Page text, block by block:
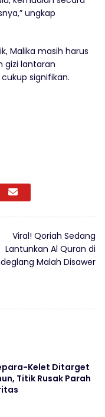
ungkap
Malika masih harus
gizi lantaran
signifikan.
Viral! Qoriah Sedang
Lantunkan Al Quran di
Malah Disawer
Kelet Ditarget
Titik Rusak Parah